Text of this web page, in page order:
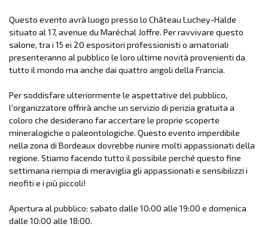
Questo evento avrà luogo presso lo Château Luchey-Halde
situato al 17, avenue du Maréchal Joffre. Per ravvivare questo
salone, tra i 15 ei 20 espositori professionisti o amatoriali
presenteranno al pubblico le loro ultime novità provenienti da
tutto il mondo ma anche dai quattro angoli della Francia.
Per soddisfare ulteriormente le aspettative del pubblico,
l'organizzatore offrirà anche un servizio di perizia gratuita a
coloro che desiderano far accertare le proprie scoperte
mineralogiche o paleontologiche. Questo evento imperdibile
nella zona di Bordeaux dovrebbe riunire molti appassionati della
regione. Stiamo facendo tutto il possibile perché questo fine
settimana riempia di meraviglia gli appassionati e sensibilizzi i
neofiti e i più piccoli!
Apertura al pubblico: sabato dalle 10:00 alle 19:00 e domenica
dalle 10:00 alle 18:00.